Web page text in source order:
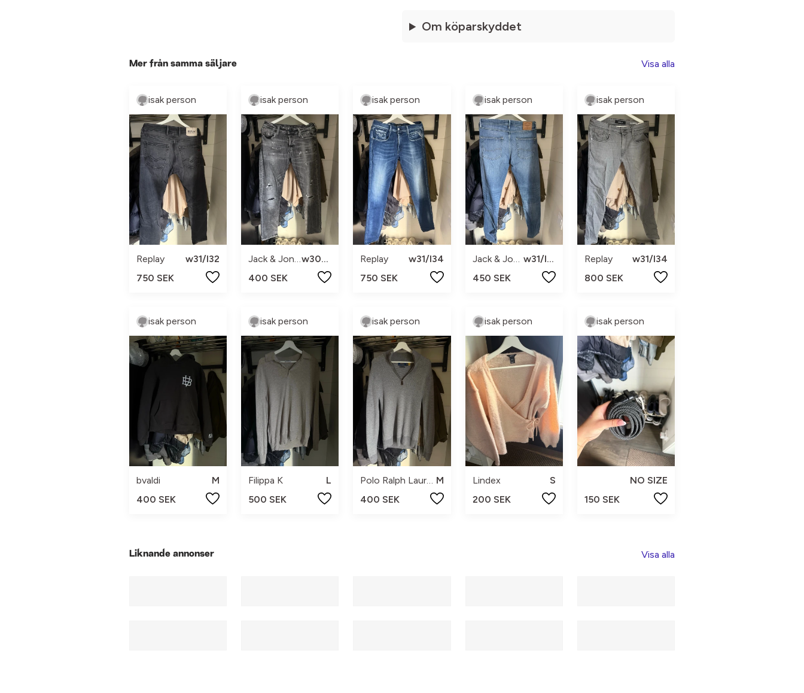
Om köparskyddet
Mer från samma säljare Visa alla
isak person
Replay
w31/l32
750 SEK
isak person
Jack & Jones
w30/l3
400 SEK
isak person
Replay
w31/l34
750 SEK
isak person
Jack & Jones
w31/l34
450 SEK
isak person
Replay
w31/l34
800 SEK
isak person
bvaldi
M
400 SEK
isak person
Filippa K
L
500 SEK
isak person
400 SEK
isak person
Lindex
S
200 SEK
isak person
NO SIZE
150 SEK
Liknande annonser Visa alla